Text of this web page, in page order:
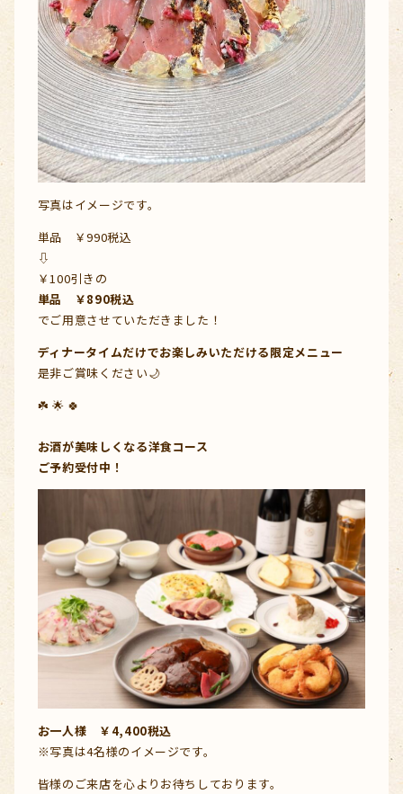
写真はイメージです。
単品 ￥990税込
⇩
￥100引きの
単品 ￥890税込
でご用意させていただきました！
ディナータイムだけでお楽しみいただける限定メニュー
是非ご賞味ください🌙
☘️ 🌟 🍀
お酒が美味しくなる洋食コース
ご予約受付中！
お一人様 ￥4,400税込
※写真は4名様のイメージです。
皆様のご来店を心よりお待ちしております。